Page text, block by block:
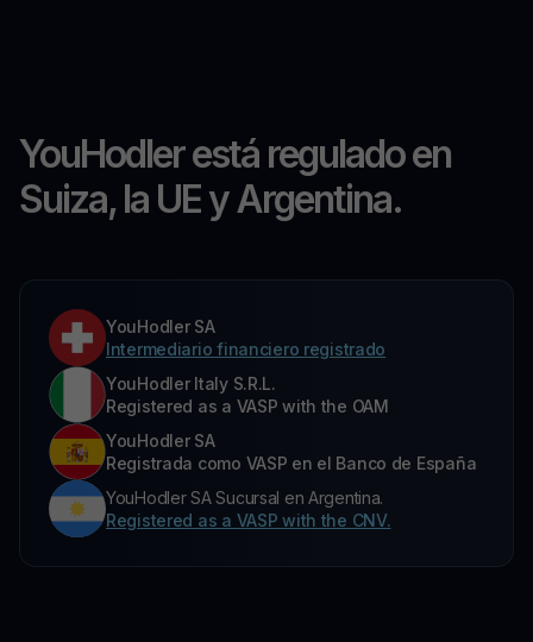
YouHodler está regulado en
Suiza, la UE y Argentina.
YouHodler SA
Intermediario financiero registrado
YouHodler Italy S.R.L.
Registered as a VASP with the OAM
YouHodler SA
Registrada como VASP en el Banco de España
YouHodler SA Sucursal en Argentina.
Registered as a VASP with the CNV.